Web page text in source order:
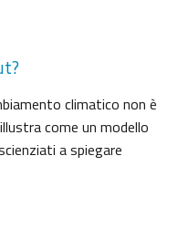
climatico non è
come un modello
a spiegare